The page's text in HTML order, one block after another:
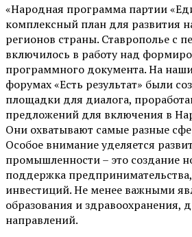
«Народная программа партии
комплексный план для развития
регионов страны. Ставрополье с
включилось в работу над
программного документа. На
форумах «Есть результат» были
площадки для диалога,
предложений для включения в
Они охватывают самые разные
Особое внимание уделяется
промышленности – это создание
поддержка
инвестиций. Не менее важными
образования и здравоохранения,
направлений.